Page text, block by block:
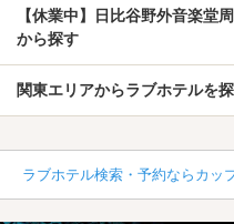
【休業中】日比谷野外音楽堂
から探す
関東エリアからラブホテルを
ラブホテル検索・予約ならカッ